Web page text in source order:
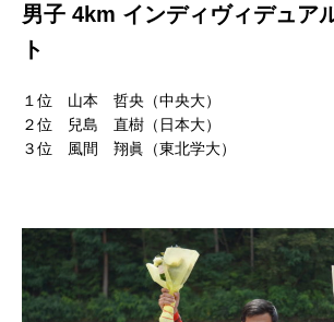
男子 4km インディヴィデュア
ト
１位 山本 哲央（中央大）
２位 兒島 直樹（日本大）
３位 風間 翔眞（東北学大）